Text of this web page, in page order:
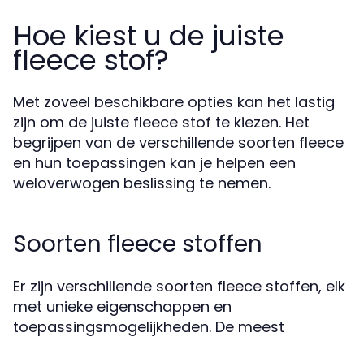
Hoe kiest u de juiste
fleece stof?
Met zoveel beschikbare opties kan het lastig
zijn om de juiste fleece stof te kiezen. Het
begrijpen van de verschillende soorten fleece
en hun toepassingen kan je helpen een
weloverwogen beslissing te nemen.
Soorten fleece stoffen
Er zijn verschillende soorten fleece stoffen, elk
met unieke eigenschappen en
toepassingsmogelijkheden. De meest